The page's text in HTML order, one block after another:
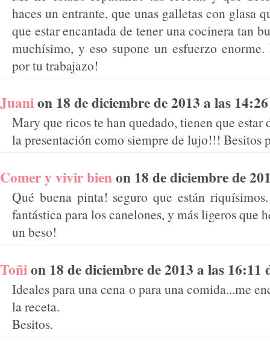
haces un entrante, que unas galletas con glasa
que estar encantada de tener una cocinera tan
muchísimo, y eso supone un esfuerzo
por tu trabajazo!
Juanion 18 de diciembre de 2013 a las
Mary que ricos te han quedado, tienen que
la presentación como siempre de lujo!!! Besitos
Comer y vivir bienon 18 de diciembre de
Qué buena pinta! seguro que están
fantástica para los canelones, y más ligeros que
un beso!
Toñion 18 de diciembre de 2013 a las 16:11
Ideales para una cena o para una comida...me
la receta.
Besitos.